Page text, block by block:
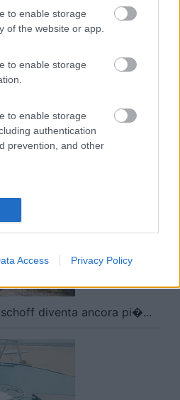
to enable storage
of the website or app.
to enable storage
to enable storage
authentication
prevention, and other
Access Privacy Policy
scopriamolo in 100 secondi
diventa ancora pi�...